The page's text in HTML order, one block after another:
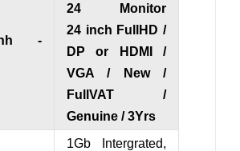
-
24 Monitor
24 inch FullHD /
DP or HDMI /
VGA / New /
FullVAT /
Genuine / 3Yrs
1Gb Intergrated,